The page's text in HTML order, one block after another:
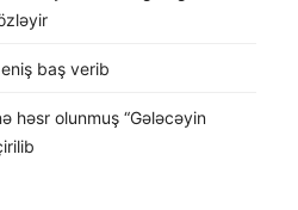
eniş baş verib
həsr olunmuş “Gələcəyin